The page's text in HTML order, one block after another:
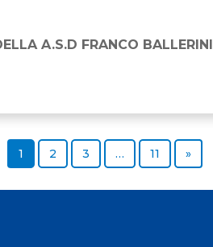
A.S.D FRANCO BALLERINI
Page
1 Page
2 Page
3 … Page
11 »